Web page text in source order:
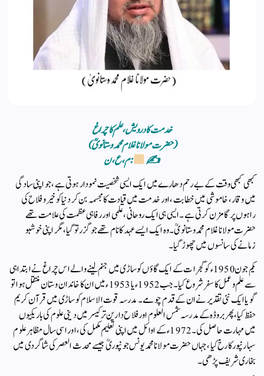
خدمت کا درویش، علم کا چراغ
(حضرت مولانا غلام محمد وستانویؒ)
✍
: م ، ع ، ن
کبھی کبھی وقت کے بے رحم دھارے میں ایک ایسی شخصیت نمودار ہوتی ہے، جو اپنی سادگی
میں وقار، خاموشی میں خطابت، اور خدمت میں قیادت کا مجسمہ بن کر دنیا کو خیر و فلاح کی
راہوں پر گامزن کرتی ہے۔ ایسی ہی ایک روحانی، علمی اور رفاہی عظمت کی علامت تھے
حضرت مولانا غلام محمد وستانویؒ۔ وہ ایک ایسے عہد کا نام تھے جو گزر تو گیا، مگر اپنی خوشبو
زمانے کی سانسوں میں چھوڑ گیا۔
یکم جون 1950ء کو گجرات کے ایک گاؤں کوساڑی میں جنم لینے والے اس چراغ نے ابتدا ہی
سے علم و عمل کا سفر شروع کیا۔ جب 1952ء یا 1953ء میں ان کا خاندان وستان منتقل ہوا تو
گویا ایک نئی تقدیر نے ان کے قدم چومے۔ مدرسہ قوت الاسلام کوساڑی میں قرآن کریم
حفظ کیا، پھر بروڈہ کے مدرسہ شمس العلوم اور فلاح دارین ترکیسر میں دینی علوم کی باریکیوں
میں مہارت حاصل کی۔ 1972ء کے اوائل میں اپنی تعلیم مکمل کی، اور اسی سال مظاہر علوم
سہارنپور کا رخ کیا، جہاں حضرت مولانا محمد یونس جونپوریؒ جیسے محدث العصر کی شاگردی میں
بخاری شریف پڑھی۔